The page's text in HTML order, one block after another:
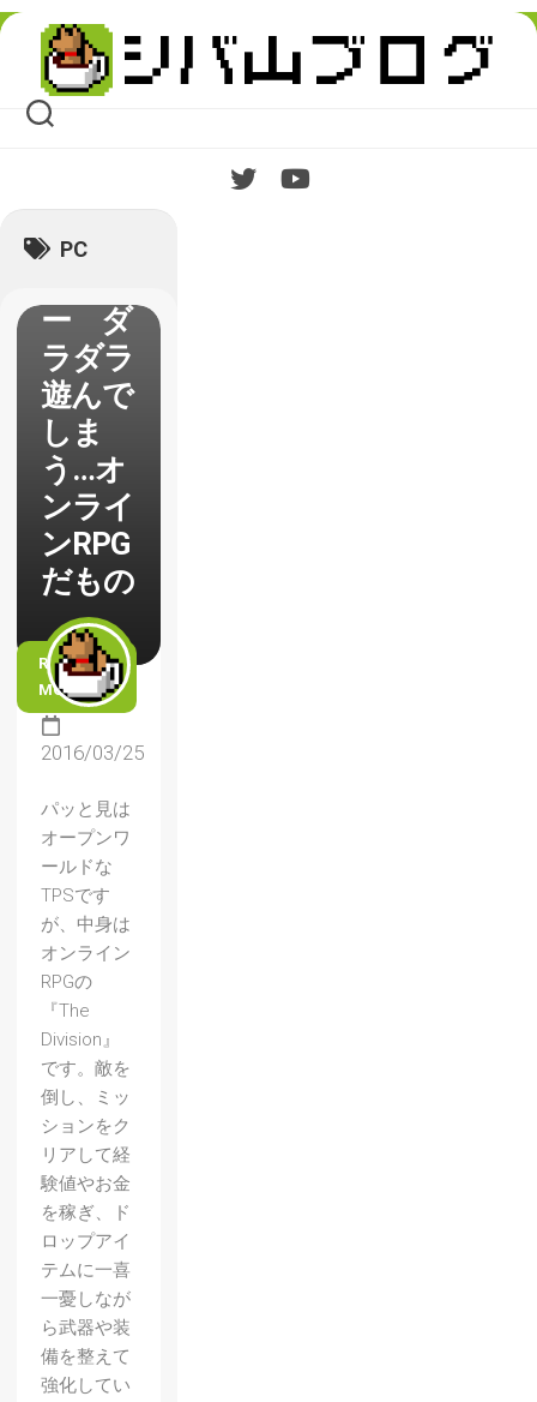
Skip
content
PC
Divisio
n】レ
ー ダ
ラダラ
遊んで
しま
う…オ
ンライ
ンRPG
だもの
READ
MORE
2016/03/25
パッと見は
オープンワ
ールドな
TPSです
が、中身は
オンライン
RPGの
『The
Division』
です。敵を
倒し、ミッ
ションをク
リアして経
験値やお金
を稼ぎ、ド
ロップアイ
テムに一喜
一憂しなが
ら武器や装
備を整えて
強化してい